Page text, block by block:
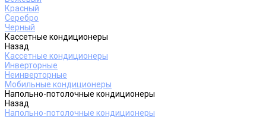
Красный
Серебро
Черный
Кассетные кондиционеры
Назад
Кассетные кондиционеры
Инверторные
Неинверторные
Мобильные кондиционеры
Напольно-потолочные кондиционеры
Назад
Напольно-потолочные кондиционеры